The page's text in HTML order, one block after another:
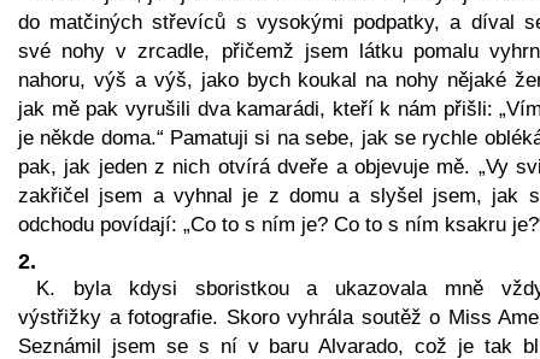
do matčiných střevíců s vysokými podpatky, a díval
své nohy v zrcadle, přičemž jsem látku pomalu
nahoru, výš a výš, jako bych koukal na nohy nějaké
jak mě pak vyrušili dva kamarádi, kteří k nám přišli:
je někde doma.“ Pamatuji si na sebe, jak se rychle
pak, jak jeden z nich otvírá dveře a objevuje mě. „Vy
zakřičel jsem a vyhnal je z domu a slyšel jsem, jak
odchodu povídají: „Co to s ním je? Co to s ním ksakru
2.
K. byla kdysi sboristkou a ukazovala mně
výstřižky a fotografie. Skoro vyhrála soutěž o Miss
Seznámil jsem se s ní v baru Alvarado, což je tak